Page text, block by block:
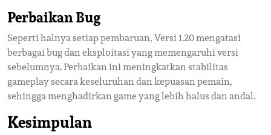
Perbaikan Bug
Seperti halnya setiap pembaruan, Versi 1.20 mengatasi
berbagai bug dan eksploitasi yang memengaruhi versi
sebelumnya. Perbaikan ini meningkatkan stabilitas
gameplay secara keseluruhan dan kepuasan pemain,
sehingga menghadirkan game yang lebih halus dan andal.
Kesimpulan